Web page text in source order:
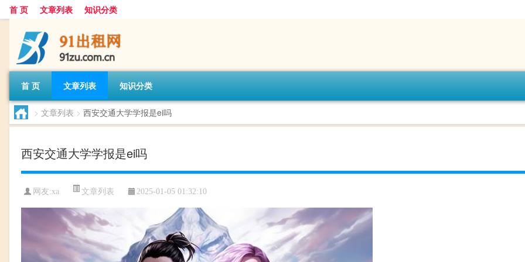
首 页 文章列表 知识分类
首 页 文章列表 知识分类
> 文章列表 > 西安交通大学学报是ei吗
西安交通大学学报是ei吗
网友:xa 文章列表 2025-01-05 01:32:10